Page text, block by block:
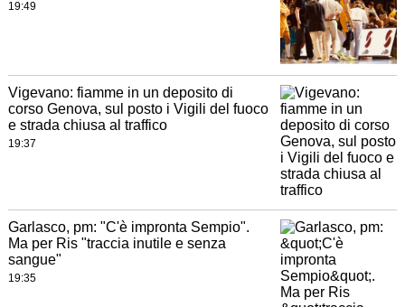
19:49
Vigevano: fiamme in un deposito di
corso Genova, sul posto i Vigili del fuoco
e strada chiusa al traffico
19:37
Garlasco, pm: "C'è impronta Sempio".
Ma per Ris "traccia inutile e senza
sangue"
19:35